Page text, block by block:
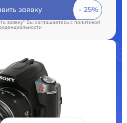
заявку
заявку" Вы соглашаетесь c политикой